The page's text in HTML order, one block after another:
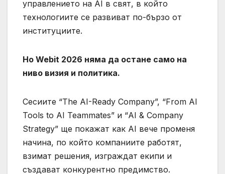
управлението на AI в свят, в който
технологиите се развиват по-бързо от
институциите.
Но Webit 2026 няма да остане само на
ниво визия и политика.
Сесиите “The AI-Ready Company”, “From AI
Tools to AI Teammates” и “AI & Company
Strategy” ще покажат как AI вече променя
начина, по който компаниите работят,
взимат решения, изграждат екипи и
създават конкурентно предимство.